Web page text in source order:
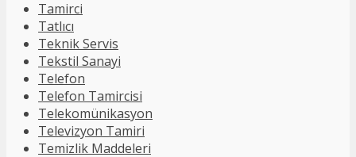
Tamirci
Tatlıcı
Teknik Servis
Tekstil Sanayi
Telefon
Telefon Tamircisi
Telekomünikasyon
Televizyon Tamiri
Temizlik Maddeleri